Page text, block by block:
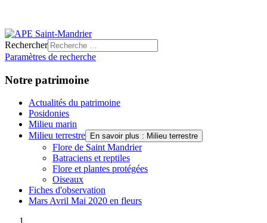
Rechercher
Paramètres de recherche
Notre patrimoine
Actualités du patrimoine
Posidonies
Milieu marin
Milieu terrestre
En savoir plus : Milieu terrestre
Flore de Saint Mandrier
Batraciens et reptiles
Flore et plantes protégées
Oiseaux
Fiches d'observation
Mars Avril Mai 2020 en fleurs